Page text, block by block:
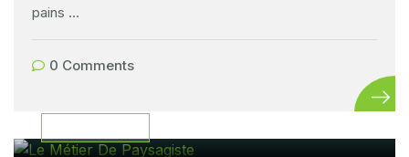
pains …
0 Comments